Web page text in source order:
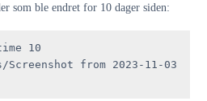
som ble endret for 10 dager siden:
10
from 2023-11-03